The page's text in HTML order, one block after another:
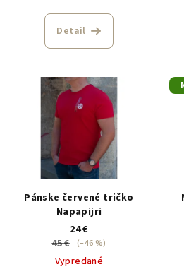
Detail
Pánske červené tričko
Napapijri
24 €
45 €
(–46 %)
Vypredané